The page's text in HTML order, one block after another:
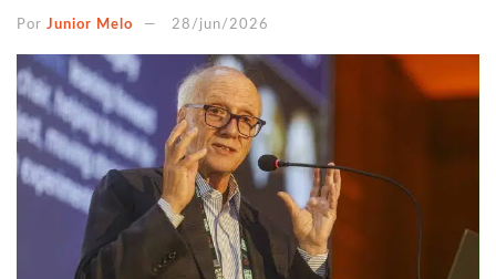
Por Junior Melo 28/jun/2026